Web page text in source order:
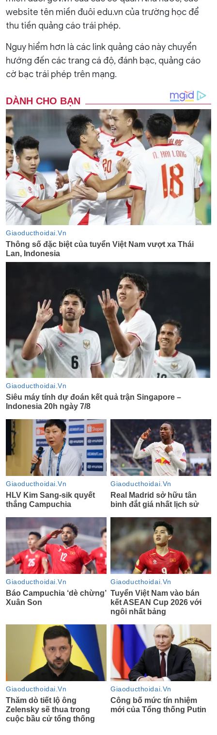
website tên miền đuôi edu.vn của trường học để
thu tiền quảng cáo trái phép.
Nguy hiểm hơn là các link quảng cáo này chuyển
hướng đến các trang cá độ, đánh bạc, quảng cáo
cờ bạc trái phép trên mạng.